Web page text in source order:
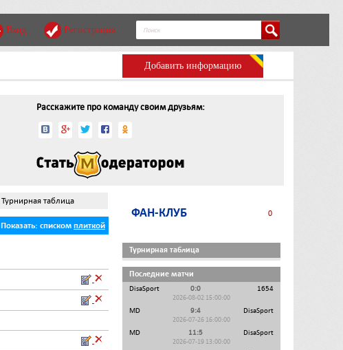
Вход Регистрация
Добавить информацию
Расскажите про команду своим друзьям:
Турнирная таблица
Показать: списком плиткой
ФАН-КЛУБ 0
Турнирная таблица
Последние матчи
DisaSport 0:0 1654
2026-08-02 15:00:00
MD 9:4 DisaSport
2026-07-26 16:00:00
MD 11:5 DisaSport
2026-07-19 13:00:00